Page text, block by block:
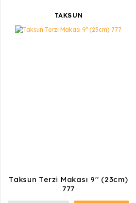
TAKSUN
Taksun Terzi Makası 9'' (23cm)
777